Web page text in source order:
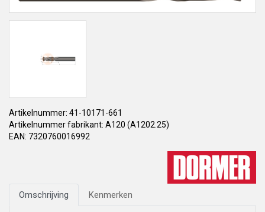
Artikelnummer: 41-10171-661
Artikelnummer fabrikant: A120 (A1202.25)
EAN: 7320760016992
Omschrijving Kenmerken